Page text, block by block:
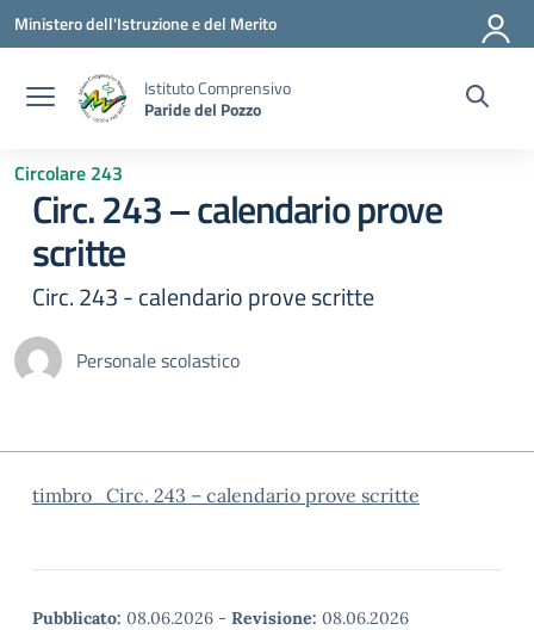
Vai ai contenuti
Vai al menu di navigazione
Vai al footer
Ministero dell'Istruzione e del Merito
Istituto Comprensivo
Paride del Pozzo
Circolare 243
Circ. 243 – calendario prove
scritte
Circ. 243 - calendario prove scritte
Personale scolastico
timbro_Circ. 243 – calendario prove scritte
Pubblicato: 08.06.2026 - Revisione: 08.06.2026